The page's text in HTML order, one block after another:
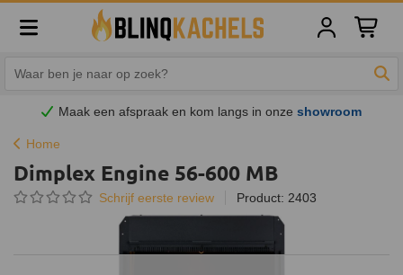
Maak een afspraak en kom langs in onzeshowroom
Home
Dimplex Engine 56-600 MB
Schrijf eerste review Product: 2403